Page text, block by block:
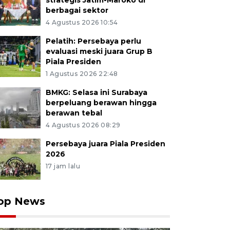
berbagai sektor
4 Agustus 2026 10:54
Pelatih: Persebaya perlu
evaluasi meski juara Grup B
Piala Presiden
1 Agustus 2026 22:48
BMKG: Selasa ini Surabaya
berpeluang berawan hingga
berawan tebal
4 Agustus 2026 08:29
Persebaya juara Piala Presiden
2026
17 jam lalu
News